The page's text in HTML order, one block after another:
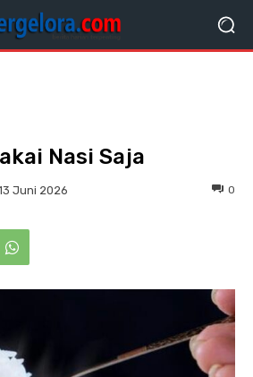
Nasi Saja
Juni 2026 0